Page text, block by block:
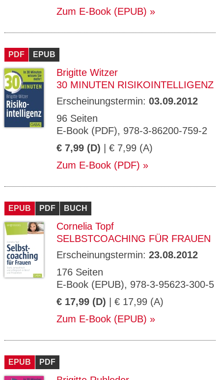
Zum E-Book (EPUB)
PDF EPUB
Brigitte Witzer
30 MINUTEN RISIKOINTELLIGENZ
Erscheinungstermin: 03.09.2012
96 Seiten
E-Book (PDF), 978-3-86200-759-2
€ 7,99 (D) | € 7,99 (A)
Zum E-Book (PDF)
EPUB PDF BUCH
Cornelia Topf
SELBSTCOACHING FÜR FRAUEN
Erscheinungstermin: 23.08.2012
176 Seiten
E-Book (EPUB), 978-3-95623-300-5
€ 17,99 (D) | € 17,99 (A)
Zum E-Book (EPUB)
EPUB PDF